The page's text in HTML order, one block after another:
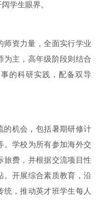
学生眼界。
师资力量，全面实行学业
为主，高年级阶段则结合
的科研实践，配备双导
的机会，包括暑期研修计
。学校为所有参加海外交
旅费，并根据交流项目性
。开展综合素质教育，沿
，推动英才班学生每人